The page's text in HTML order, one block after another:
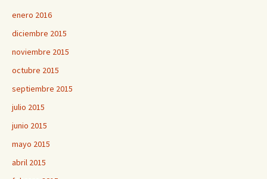
enero 2016
diciembre 2015
noviembre 2015
octubre 2015
septiembre 2015
julio 2015
junio 2015
mayo 2015
abril 2015